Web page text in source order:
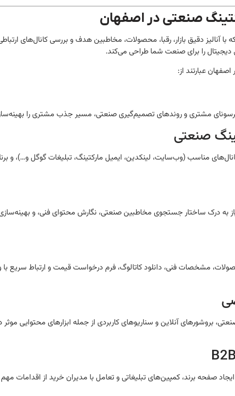
صنعتی در اصفهان
دقیق بازار، رقبا، محصولات، مخاطبین هدف و بررسی کانال‌های
دیجیتال را برای صنعت شما طراحی می‌کند.
عبارتند از:
مناسب (وب‌سایت، لینکدین، ایمیل مارکتینگ، تبلیغات گوگل و…)، و
به درک ساختار جستجوی مخاطبین صنعتی، نگارش محتوای فنی، و
مشخصات فنی، دانلود کاتالوگ، فرم درخواست قیمت و ارتباط سریع
بروشورهای آنلاین و سناریوهای کاربردی از جمله ابزارهای محتوایی موثر
صفحه برند، کمپین‌های تبلیغاتی و تعامل با مدیران خرید از اقدامات